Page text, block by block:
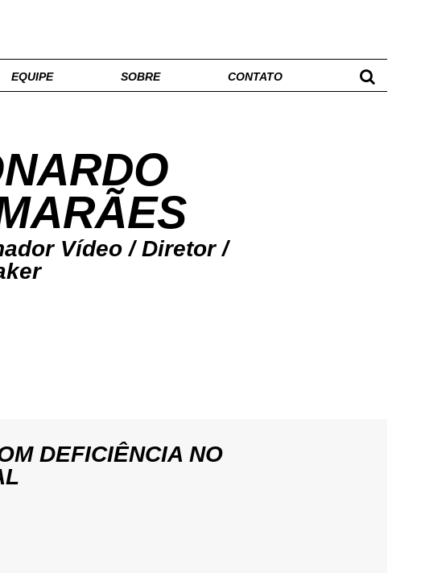
EQUIPE SOBRE CONTATO
Vídeo / Diretor /
DEFICIÊNCIA NO